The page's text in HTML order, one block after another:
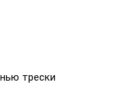
трески